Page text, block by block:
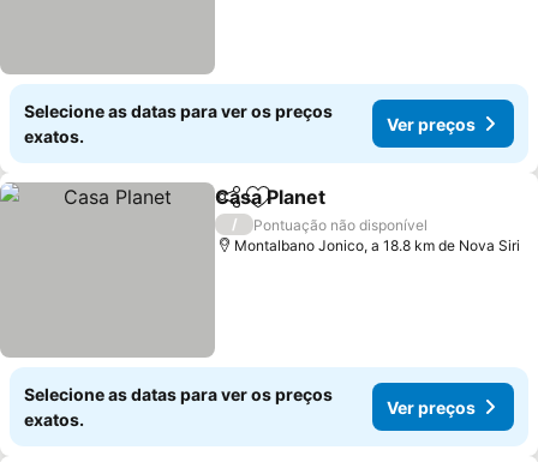
Selecione as datas para ver os preços
exatos.
Ver preços
PartilharAdicionar aos favoritos
Casa Planet
/
Pontuação não disponível
Montalbano Jonico, a 18.8 km de Nova Siri
Selecione as datas para ver os preços
exatos.
Ver preços